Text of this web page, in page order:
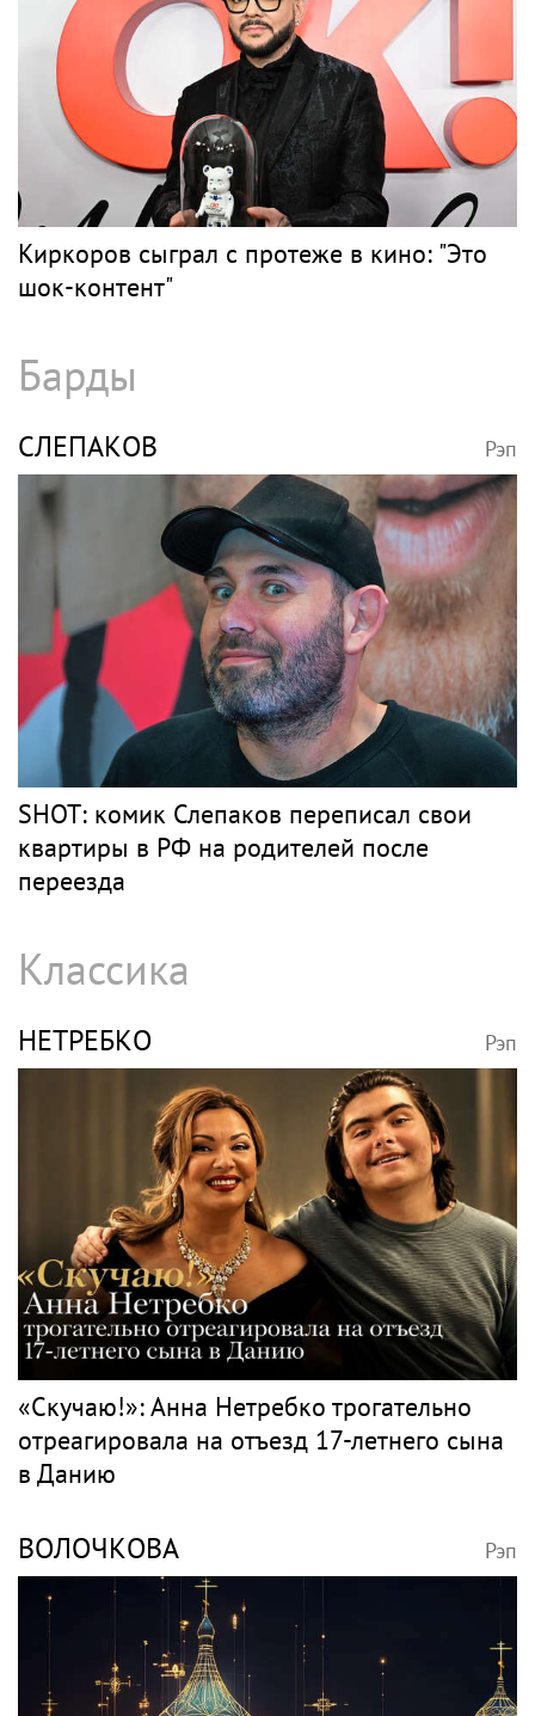
Киркоров сыграл с протеже в кино: "Это
шок-контент"
Барды
СЛЕПАКОВ Рэп
SHOT: комик Слепаков переписал свои
квартиры в РФ на родителей после
переезда
Классика
НЕТРЕБКО Рэп
«Скучаю!»: Анна Нетребко трогательно
отреагировала на отъезд 17-летнего сына
в Данию
ВОЛОЧКОВА Рэп